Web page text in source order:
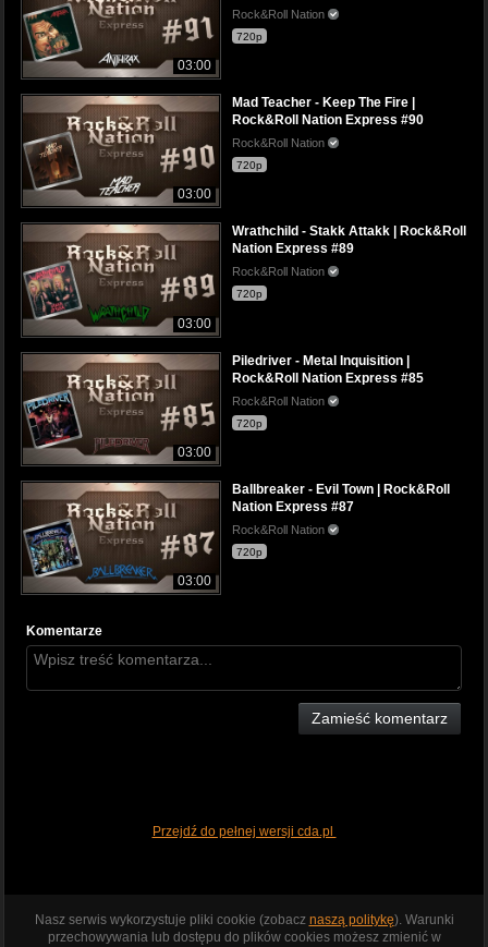
03:00
Rock&Roll Nation
720p
03:00
Mad Teacher - Keep The Fire |
Rock&Roll Nation Express #90
Rock&Roll Nation
720p
03:00
Wrathchild - Stakk Attakk | Rock&Roll
Nation Express #89
Rock&Roll Nation
720p
03:00
Piledriver - Metal Inquisition |
Rock&Roll Nation Express #85
Rock&Roll Nation
720p
03:00
Ballbreaker - Evil Town | Rock&Roll
Nation Express #87
Rock&Roll Nation
720p
Komentarze
Zamieść komentarz
Przejdź do pełnej wersji cda.pl
Nasz serwis wykorzystuje pliki cookie (zobacz naszą politykę). Warunki
przechowywania lub dostępu do plików cookies możesz zmienić w